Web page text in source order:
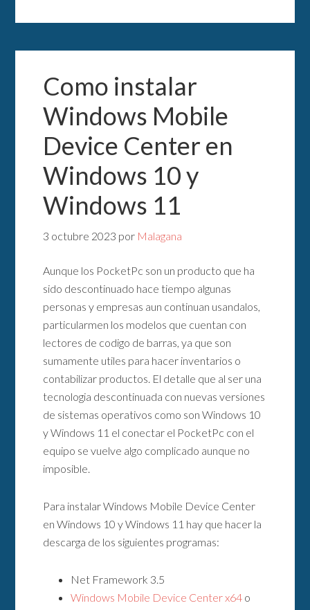
Como instalar
Windows Mobile
Device Center en
Windows 10 y
Windows 11
3 octubre 2023 por Malagana
Aunque los PocketPc son un producto que ha
sido descontinuado hace tiempo algunas
personas y empresas aun continuan usandalos,
particularmen los modelos que cuentan con
lectores de codigo de barras, ya que son
sumamente utiles para hacer inventarios o
contabilizar productos. El detalle que al ser una
tecnologia descontinuada con nuevas versiones
de sistemas operativos como son Windows 10
y Windows 11 el conectar el PocketPc con el
equipo se vuelve algo complicado aunque no
imposible.
Para instalar Windows Mobile Device Center
en Windows 10 y Windows 11 hay que hacer la
descarga de los siguientes programas:
Net Framework 3.5
Windows Mobile Device Center x64 o